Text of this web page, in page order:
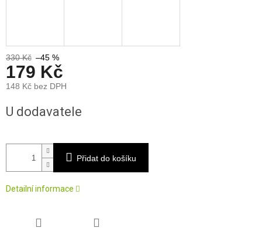
330 Kč –45 %
179 Kč
148 Kč bez DPH
cena:
U dodavatele
Přidat do košíku
Detailní informace